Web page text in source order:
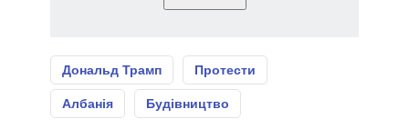
Дональд Трамп Протести
Албанія Будівництво